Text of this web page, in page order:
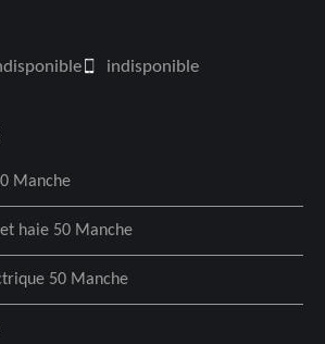
indisponible
Manche
haie 50 Manche
50 Manche